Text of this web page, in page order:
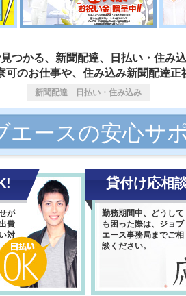
つかる、新聞配達、日払い・住み
のお仕事や、住み込み新聞配達正
新聞配達 日払い・住み込み
エースの安心サ
が
費
対
貸付け応相
勤務期間中、どうして
も困った際は、ジョブ
エース事務局までご相
談ください。